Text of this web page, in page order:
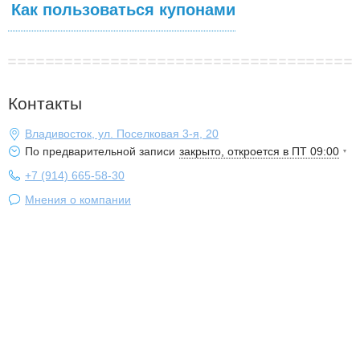
Как пользоваться купонами
Контакты
Владивосток, ул. Поселковая 3-я, 20
По предварительной записи закрыто, откроется в ПТ 09:00
+7 (914) 665-58-30
Мнения о компании